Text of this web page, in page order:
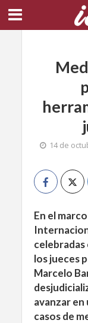
14 de
En el
celebradas
los jueces
Marcelo
avanzar
casos de